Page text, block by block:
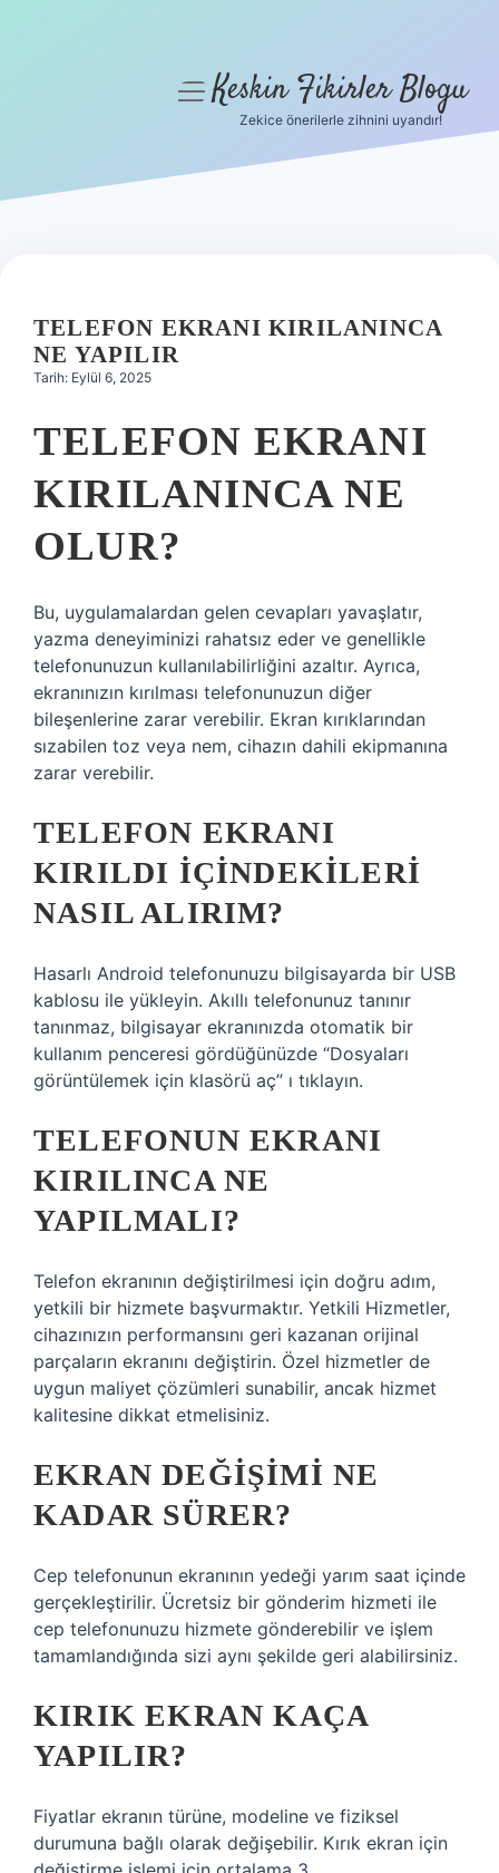
Hakkımızda
menüyüKeskin Fikirler Blogu
Zekice önerilerle zihnini uyandır!
TELEFON EKRANI KIRILANINCA
NE YAPILIR
Tarih: Eylül 6, 2025
TELEFON EKRANI
KIRILANINCA NE
OLUR?
Bu, uygulamalardan gelen cevapları yavaşlatır,
yazma deneyiminizi rahatsız eder ve genellikle
telefonunuzun kullanılabilirliğini azaltır. Ayrıca,
ekranınızın kırılması telefonunuzun diğer
bileşenlerine zarar verebilir. Ekran kırıklarından
sızabilen toz veya nem, cihazın dahili ekipmanına
zarar verebilir.
TELEFON EKRANI
KIRILDI IÇINDEKILERI
NASIL ALIRIM?
Hasarlı Android telefonunuzu bilgisayarda bir USB
kablosu ile yükleyin. Akıllı telefonunuz tanınır
tanınmaz, bilgisayar ekranınızda otomatik bir
kullanım penceresi gördüğünüzde “Dosyaları
görüntülemek için klasörü aç” ı tıklayın.
TELEFONUN EKRANI
KIRILINCA NE
YAPILMALI?
Telefon ekranının değiştirilmesi için doğru adım,
yetkili bir hizmete başvurmaktır. Yetkili Hizmetler,
cihazınızın performansını geri kazanan orijinal
parçaların ekranını değiştirin. Özel hizmetler de
uygun maliyet çözümleri sunabilir, ancak hizmet
kalitesine dikkat etmelisiniz.
EKRAN DEĞIŞIMI NE
KADAR SÜRER?
Cep telefonunun ekranının yedeği yarım saat içinde
gerçekleştirilir. Ücretsiz bir gönderim hizmeti ile
cep telefonunuzu hizmete gönderebilir ve işlem
tamamlandığında sizi aynı şekilde geri alabilirsiniz.
KIRIK EKRAN KAÇA
YAPILIR?
Fiyatlar ekranın türüne, modeline ve fiziksel
durumuna bağlı olarak değişebilir. Kırık ekran için